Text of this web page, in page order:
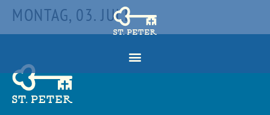
MONTAG, 03. JULI